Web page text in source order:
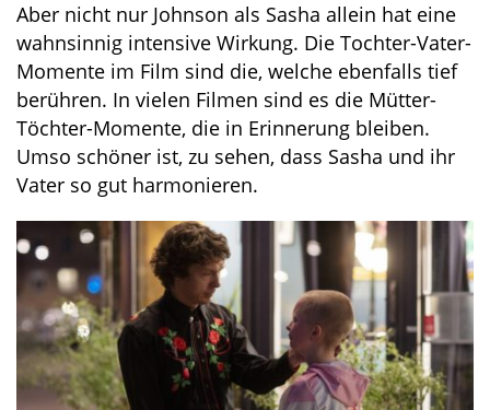
Aber nicht nur Johnson als Sasha allein hat eine
wahnsinnig intensive Wirkung. Die Tochter-Vater-
Momente im Film sind die, welche ebenfalls tief
berühren. In vielen Filmen sind es die Mütter-
Töchter-Momente, die in Erinnerung bleiben.
Umso schöner ist, zu sehen, dass Sasha und ihr
Vater so gut harmonieren.